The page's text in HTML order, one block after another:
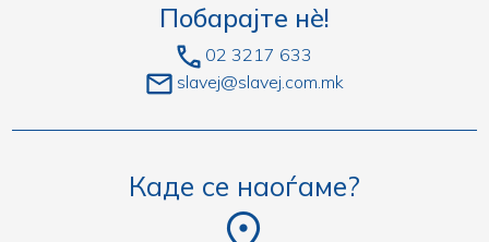
Побарајте нè!
02 3217 633
slavej@slavej.com.mk
Каде се наоѓаме?